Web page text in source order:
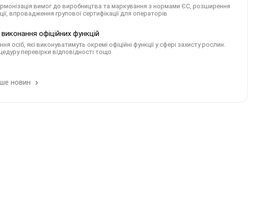
вимог до виробництва та маркування з нормами ЄС, розширення
впровадження групової сертифікації для операторів
офіційних функцій
які виконуватимуть окремі офіційні функції у сфері захисту рослин.
перевірки відповідності тощо
новин